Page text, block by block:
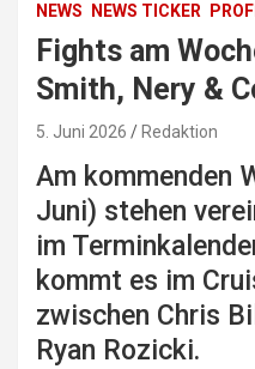
NEWS NEWS TICKER
Fights am
Smith, Nery &
5. Juni 2026 Redaktion
Am kommenden
Juni) stehen
im
kommt es im
zwischen Chris
Ryan Rozicki.